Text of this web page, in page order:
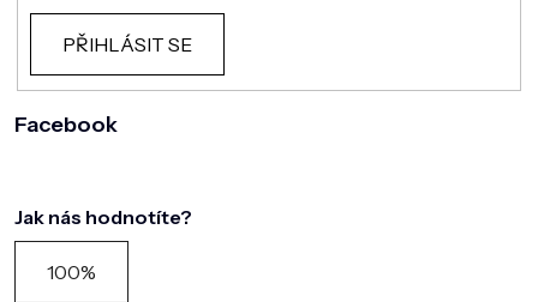
PŘIHLÁSIT SE
Facebook
Jak nás hodnotíte?
100%